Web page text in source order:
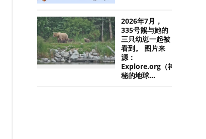
2026年7月，
335号熊与她的
三只幼崽一起被
看到。 图片来
源：
Explore.org（神
秘的地球...